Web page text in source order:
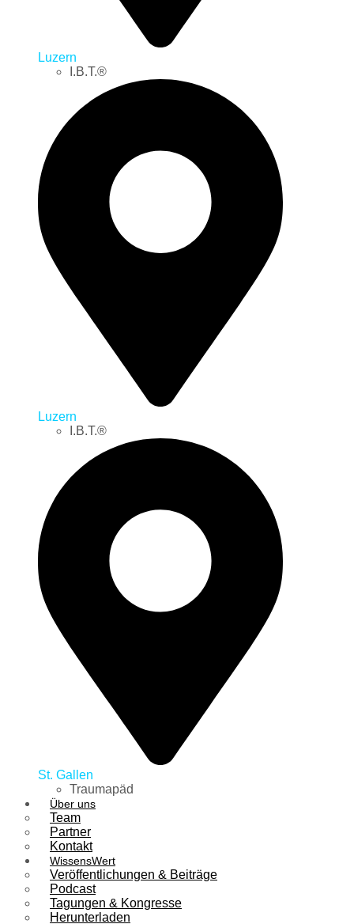
Luzern
I.B.T.®
Luzern
I.B.T.®
St. Gallen
Traumapäd
Über uns
Team
Partner
Kontakt
WissensWert
Veröffentlichungen & Beiträge
Podcast
Tagungen & Kongresse
Herunterladen